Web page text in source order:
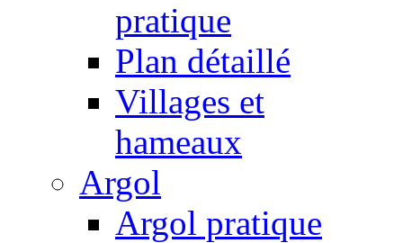
pratique
Plan détaillé
Villages et
hameaux
Argol
Argol pratique